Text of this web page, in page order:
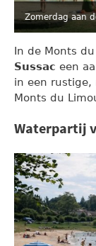
Zomerdag aan
In de Monts
Sussac een
in een
Monts du
Waterpartij